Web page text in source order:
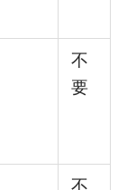
不
要
不